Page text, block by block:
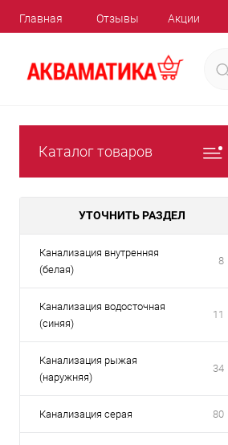
Главная Отзывы Акции
Каталог товаров
УТОЧНИТЬ РАЗДЕЛ
Канализация внутренняя
(белая)
8
Канализация водосточная
(синяя)
11
Канализация рыжая
(наружняя)
34
Канализация серая 80